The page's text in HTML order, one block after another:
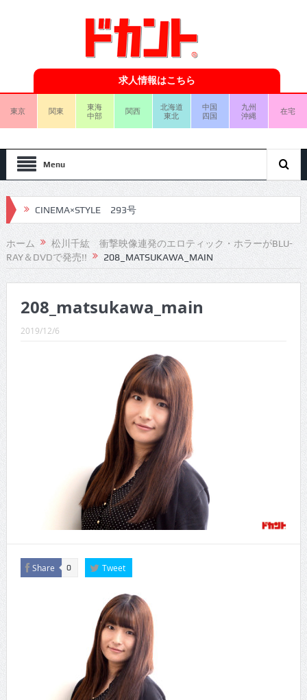
求人情報はこちら
東京 関東
東海
中部
関西
北海道
東北
中国
四国
九州
沖縄
在宅
Menu
CINEMA×STYLE 293号
CINEMA×STYLE 292号
CINEMA×STYLE 291号
CINEMA×STYLE 289号
CINEMA×STYLE 287号
CINEMA×STYLE 286号
CINEMA×STYLE 285号
CINEMA×STYLE 294号
ホーム
松川千紘 衝撃映像連発のエロティック・ホラーがBLU-
RAY＆DVDで発売!!
208_MATSUKAWA_MAIN
208_matsukawa_main
2019/12/6
Share 0 Tweet